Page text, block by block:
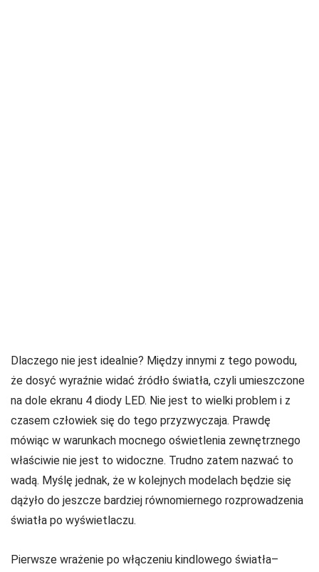
Dlaczego nie jest idealnie? Między innymi z tego powodu,
że dosyć wyraźnie widać źródło światła, czyli umieszczone
na dole ekranu 4 diody LED. Nie jest to wielki problem i z
czasem człowiek się do tego przyzwyczaja. Prawdę
mówiąc w warunkach mocnego oświetlenia zewnętrznego
właściwie nie jest to widoczne. Trudno zatem nazwać to
wadą. Myślę jednak, że w kolejnych modelach będzie się
dążyło do jeszcze bardziej równomiernego rozprowadzenia
światła po wyświetlaczu.
Pierwsze wrażenie po włączeniu kindlowego światła–